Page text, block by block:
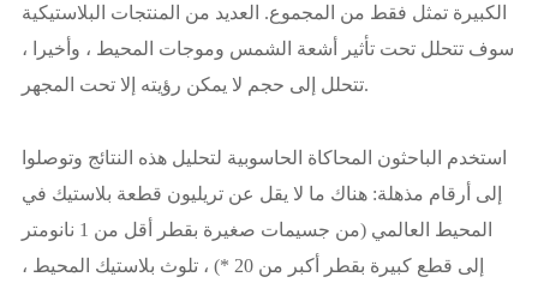
الكبيرة تمثل فقط من المجموع. العديد من المنتجات البلاستيكية
سوف تتحلل تحت تأثير أشعة الشمس وموجات المحيط ، وأخيرا ،
تتحلل إلى حجم لا يمكن رؤيته إلا تحت المجهر.
استخدم الباحثون المحاكاة الحاسوبية لتحليل هذه النتائج وتوصلوا
إلى أرقام مذهلة: هناك ما لا يقل عن تريليون قطعة بلاستيك في
المحيط العالمي (من جسيمات صغيرة بقطر أقل من 1 نانومتر
إلى قطع كبيرة بقطر أكبر من 20 *) ، تلوث بلاستيك المحيط ،